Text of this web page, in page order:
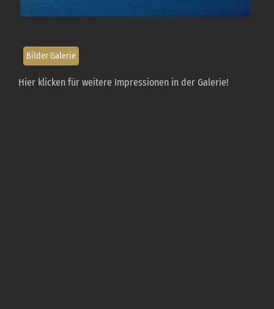
Bilder Galerie
Hier klicken für weitere Impressionen in der Galerie!